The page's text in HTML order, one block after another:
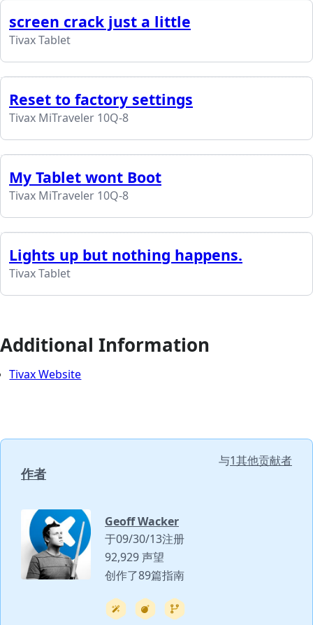
screen crack just a little
Tivax Tablet
Reset to factory settings
Tivax MiTraveler 10Q-8
My Tablet wont Boot
Tivax MiTraveler 10Q-8
Lights up but nothing happens.
Tivax Tablet
Additional Information
Tivax Website
作者
与1其他贡献者
Geoff Wacker
于09/30/13注册
92,929 声望
创作了89篇指南